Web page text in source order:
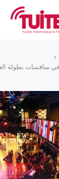
في منافسات بطولة